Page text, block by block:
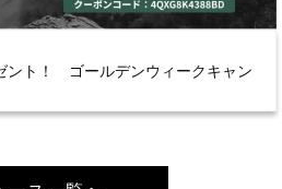
ント！ ゴールデンウィークキャン